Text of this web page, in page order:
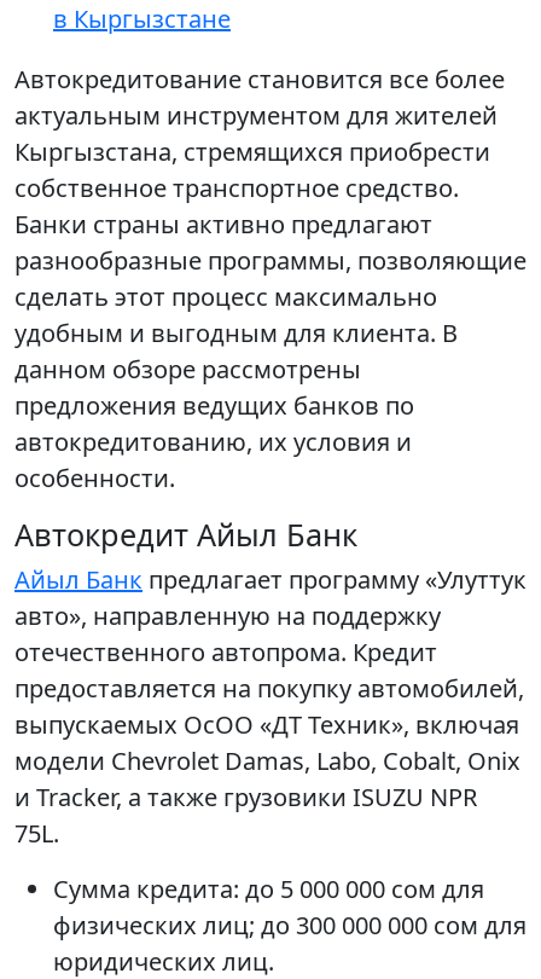
в Кыргызстане
Автокредитование становится все более
актуальным инструментом для жителей
Кыргызстана, стремящихся приобрести
собственное транспортное средство.
Банки страны активно предлагают
разнообразные программы, позволяющие
сделать этот процесс максимально
удобным и выгодным для клиента. В
данном обзоре рассмотрены
предложения ведущих банков по
автокредитованию, их условия и
особенности.
Автокредит Айыл Банк
Айыл Банк предлагает программу «Улуттук
авто», направленную на поддержку
отечественного автопрома. Кредит
предоставляется на покупку автомобилей,
выпускаемых ОсОО «ДТ Техник», включая
модели Chevrolet Damas, Labo, Cobalt, Onix
и Tracker, а также грузовики ISUZU NPR
75L.
Сумма кредита: до 5 000 000 сом для
физических лиц; до 300 000 000 сом для
юридических лиц.